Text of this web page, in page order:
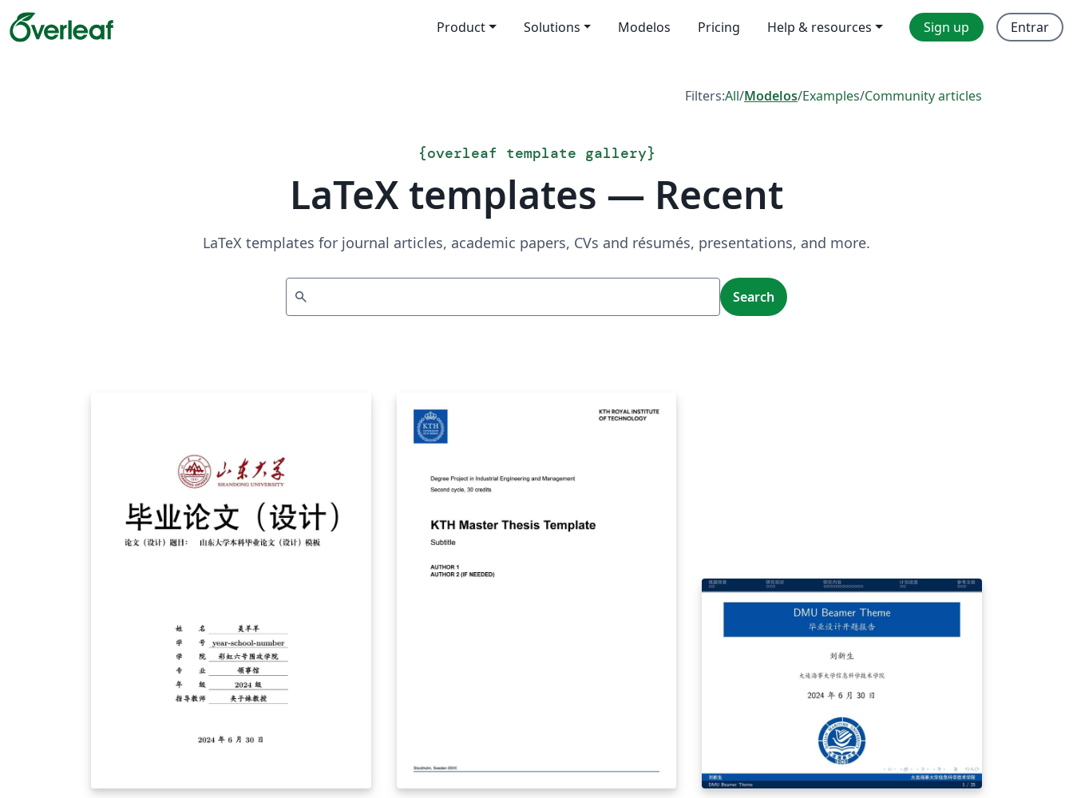
Product Solutions Modelos Pricing Help & resources Sign up Entrar
Filters:All/Modelos/Examples/Community articles
{overleaf template gallery}
LaTeX templates — Recent
LaTeX templates for journal articles, academic papers, CVs and résumés, presentations, and more.
search Search